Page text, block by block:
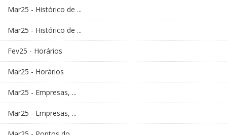
Mar25 - Histórico de ...
Mar25 - Histórico de ...
Fev25 - Horários
Mar25 - Horários
Mar25 - Empresas, ...
Mar25 - Empresas, ...